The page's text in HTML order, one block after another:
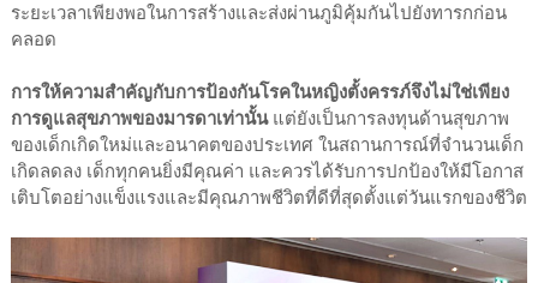
ระยะเวลาเพียงพอในการสร้างและส่งผ่านภูมิคุ้มกันไปยังทารกก่อน
คลอด
การให้ความสำคัญกับการป้องกันโรคในหญิงตั้งครรภ์จึงไม่ใช่เพียง
การดูแลสุขภาพของมารดาเท่านั้นแต่ยังเป็นการลงทุนด้านสุขภาพ
ของเด็กเกิดใหม่และอนาคตของประเทศ ในสถานการณ์ที่จำนวนเด็ก
เกิดลดลง เด็กทุกคนยิ่งมีคุณค่า และควรได้รับการปกป้องให้มีโอกาส
เติบโตอย่างแข็งแรงและมีคุณภาพชีวิตที่ดีที่สุดตั้งแต่วันแรกของชีวิต